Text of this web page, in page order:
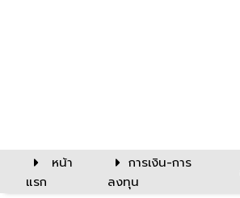
หน้า
แรก
การเงิน-การ
ลงทุน